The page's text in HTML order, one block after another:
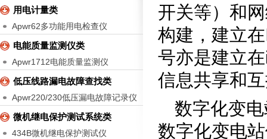
用电计量类
Apwr62多功能用电检查仪
电能质量监测仪类
Apwr1712电能质量监测仪
低压线路漏电故障查找类
Apwr220/230低压漏电故障记录仪
微机继电保护测试系统类
434B微机继电保护测试仪
开关等）和
构建，建立
号亦是建立在
信息共享和
数字化变
数字化变电